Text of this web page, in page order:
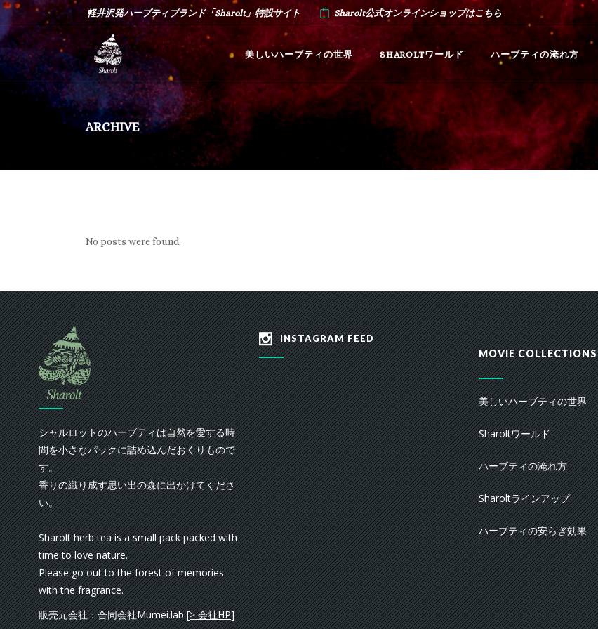
軽井沢発ハーブティブランド「Sharolt」特設サイト Sharolt公式オンラインショップはこちら
美しいハーブティの世界 SHAROLTワールド ハーブティの淹れ方
ARCHIVE
No posts were found.
シャルロットのハーブティは自然を愛する時
間を小さなパックに詰め込んだおくりもので
す。
香りの織り成す思い出の森に出かけてくださ
い。
Sharolt herb tea is a small pack packed with
time to love nature.
Please go out to the forest of memories
with the fragrance.
販売元会社：合同会社Mumei.lab [> 会社HP]
INSTAGRAM FEED
MOVIE COLLECTIONS
美しいハーブティの世界
Sharoltワールド
ハーブティの淹れ方
Sharoltラインアップ
ハーブティの安らぎ効果